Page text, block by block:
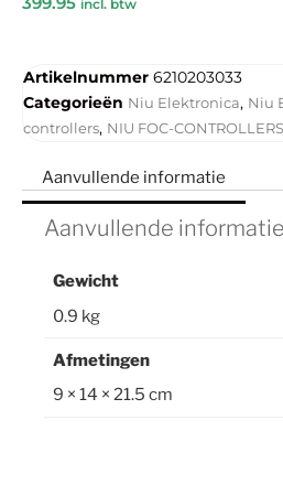
incl. btw
Artikelnummer 6210203033
Categorieën Niu Elektronica, Niu
controllers, NIU FOC-CONTROLLERS
Aanvullende informatie
Aanvullende informatie
Gewicht
0.9 kg
Afmetingen
9 × 14 × 21.5 cm